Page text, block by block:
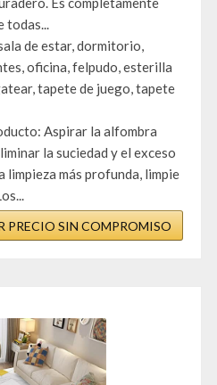
todas...
de estar, dormitorio,
oficina, felpudo, esterilla
tapete de juego, tapete
Aspirar la alfombra
la suciedad y el exceso
limpieza más profunda, limpie
PRECIO SIN COMPROMISO